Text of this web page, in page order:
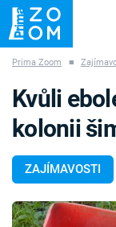
ZÁHADY
Témata
Prima Zoom ■
ZAJÍMAVOSTI
Kvůli
kolonii